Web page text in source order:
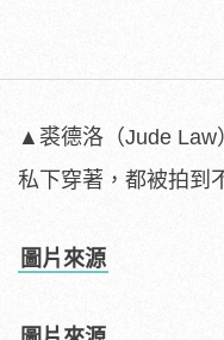
▲裘德洛（Jude Law
私下穿著，都被拍到
圖片來源